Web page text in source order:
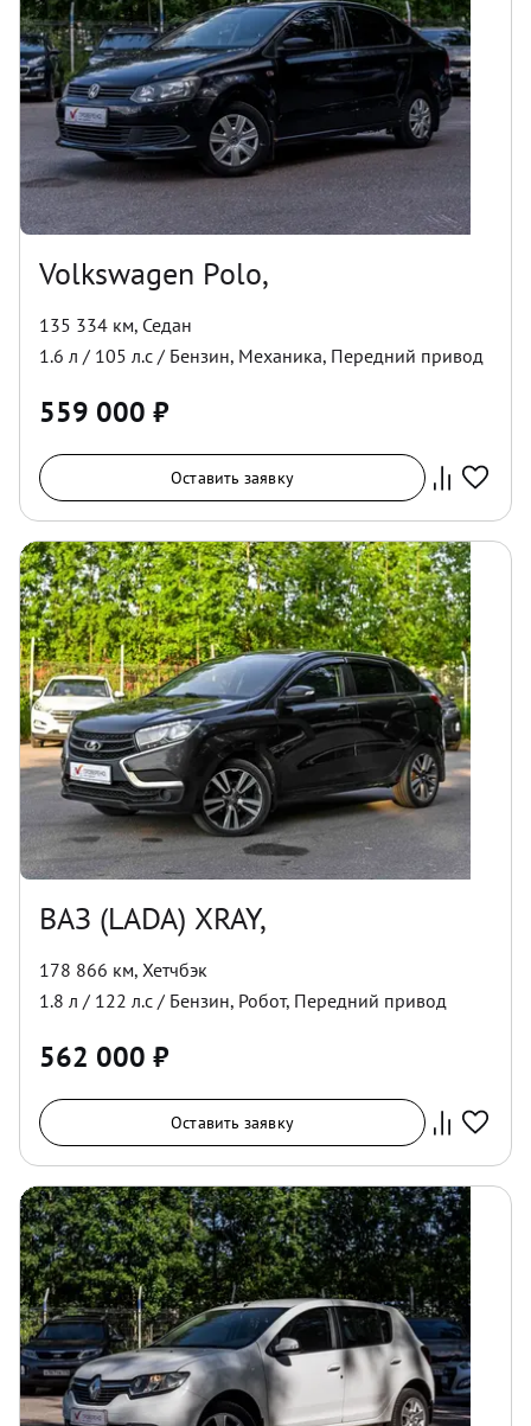
Volkswagen Polo,
135 334 км, Седан
1.6 л / 105 л.с / Бензин, Механика, Передний привод
559 000 ₽
Оставить заявку
ВАЗ (LADA) XRAY,
178 866 км, Хетчбэк
1.8 л / 122 л.с / Бензин, Робот, Передний привод
562 000 ₽
Оставить заявку